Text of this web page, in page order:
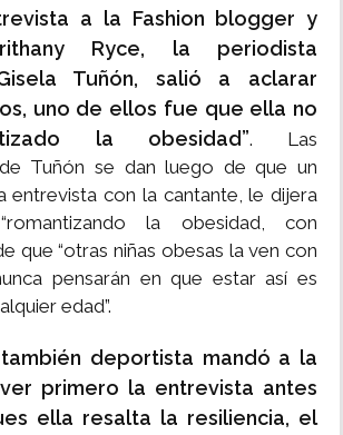
a la Fashion blogger y
Ryce, la periodista
Tuñón, salió a aclarar
uno de ellos fue que ella no
la obesidad”. Las
Tuñón se dan luego de que un
entrevista con la cantante, le dijera
la obesidad, con
que “otras niñas obesas la ven con
pensarán en que estar así es
edad”.
deportista mandó a la
primero la entrevista antes
ella resalta la resiliencia, el